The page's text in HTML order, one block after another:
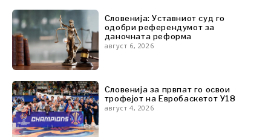
Анализи
Интервју
Мислење
Свет
Анализа
Словенија: Уставниот суд го
одобри референдумот за
даночната реформа
август 6, 2026
Словенија за првпат го освои
трофејот на Евробаскетот У18
август 4, 2026